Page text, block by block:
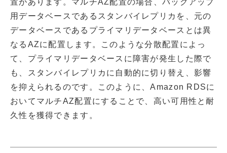
置があります。マルチAZ配置の場合、バックアップ
用データベースであるスタンバイレプリカを、元の
データベースであるプライマリデータベースとは異
なるAZに配置します。このような分散配置によっ
て、プライマリデータベースに障害が発生した際で
も、スタンバイレプリカに自動的に切り替え、影響
を抑えられるのです。このように、Amazon RDSに
おいてマルチAZ配置にすることで、高い可用性と耐
久性を獲得できます。